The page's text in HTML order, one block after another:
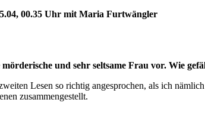
00.35 Uhr mit Maria Furtwängler
und sehr seltsame Frau vor. Wie
Lesen so richtig angesprochen, als ich
zusammengestellt.